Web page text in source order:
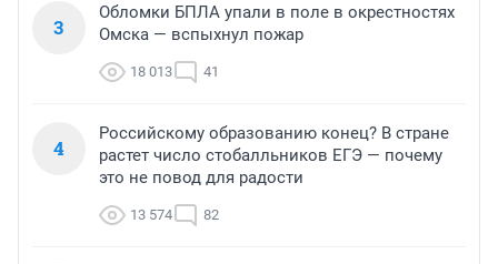
3
Обломки БПЛА упали в поле в окрестностях
Омска — вспыхнул пожар
18 013 41
4
Российскому образованию конец? В стране
растет число стобалльников ЕГЭ — почему
это не повод для радости
13 574 82